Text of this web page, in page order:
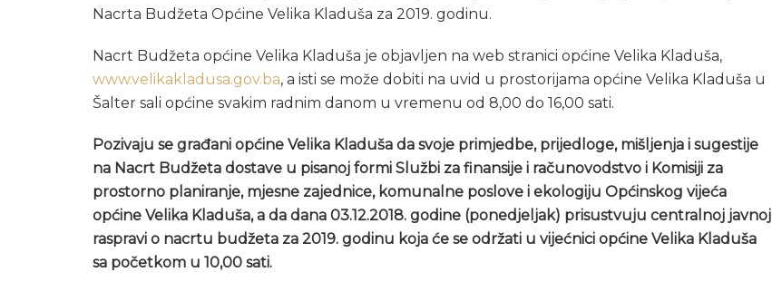
Nacrta Budžeta Općine Velika Kladuša za 2019. godinu.
Nacrt Budžeta općine Velika Kladuša je objavljen na web stranici općine Velika Kladuša,
www.velikakladusa.gov.ba, a isti se može dobiti na uvid u prostorijama općine Velika Kladuša u
Šalter sali općine svakim radnim danom u vremenu od 8,00 do 16,00 sati.
Pozivaju se građani općine Velika Kladuša da svoje primjedbe, prijedloge, mišljenja i sugestije
na Nacrt Budžeta dostave u pisanoj formi Službi za finansije i računovodstvo i Komisiji za
prostorno planiranje, mjesne zajednice, komunalne poslove i ekologiju Općinskog vijeća
općine Velika Kladuša, a da dana 03.12.2018. godine (ponedjeljak) prisustvuju centralnoj javnoj
raspravi o nacrtu budžeta za 2019. godinu koja će se održati u vijećnici općine Velika Kladuša
sa početkom u 10,00 sati.